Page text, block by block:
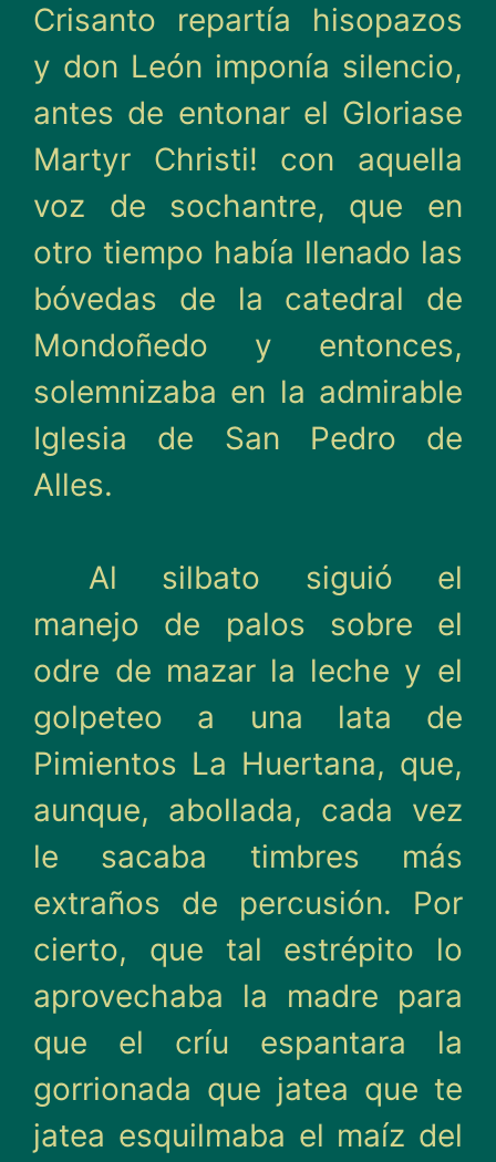
Crisanto repartía hisopazos
y don León imponía silencio,
antes de entonar el Gloriase
Martyr Christi! con aquella
voz de sochantre, que en
otro tiempo había llenado las
bóvedas de la catedral de
Mondoñedo y entonces,
solemnizaba en la admirable
Iglesia de San Pedro de
Alles.
Al silbato siguió el
manejo de palos sobre el
odre de mazar la leche y el
golpeteo a una lata de
Pimientos La Huertana, que,
aunque, abo­llada, cada vez
le sacaba tim­bres más
extraños de percu­sión. Por
cierto, que tal estré­pito lo
aprovechaba la madre para
que el críu espantara la
gorrionada que jatea que te
jatea esquilmaba el maíz del